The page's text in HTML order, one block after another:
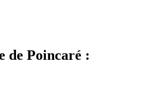
de Poincaré :